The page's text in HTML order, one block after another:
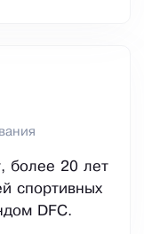
более 20 лет
спортивных
DFC.